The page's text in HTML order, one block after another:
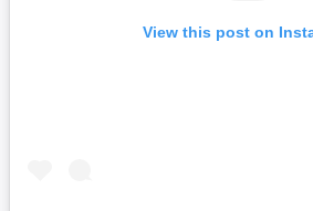
View this post on